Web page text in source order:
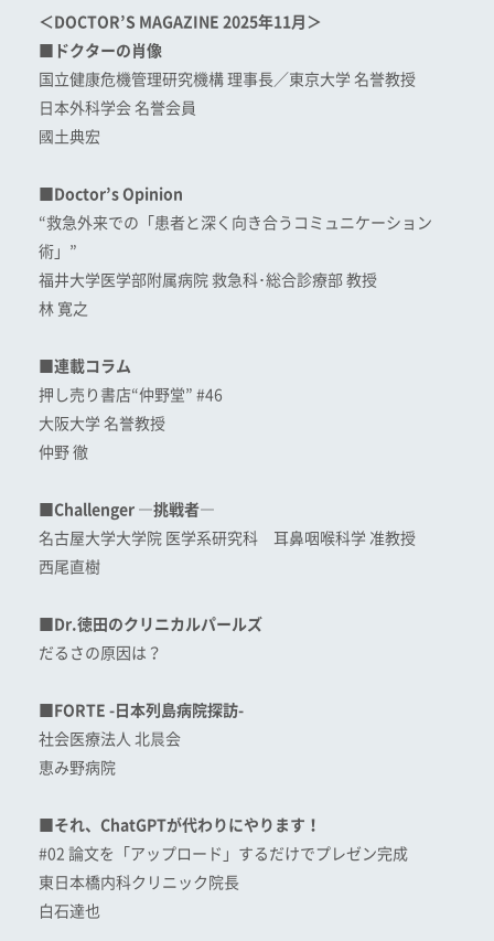
＜DOCTOR’S MAGAZINE 2025年11月＞
■ドクターの肖像
国立健康危機管理研究機構 理事長／東京大学 名誉教授
日本外科学会 名誉会員
國土典宏
■Doctor’s Opinion
“救急外来での「患者と深く向き合うコミュニケーション
術」”
福井大学医学部附属病院 救急科･総合診療部 教授
林 寛之
■連載コラム
押し売り書店“仲野堂” #46
大阪大学 名誉教授
仲野 徹
■Challenger ―挑戦者―
名古屋大学大学院 医学系研究科 耳鼻咽喉科学 准教授
西尾直樹
■Dr.徳田のクリニカルパールズ
だるさの原因は？
■FORTE -日本列島病院探訪-
社会医療法人 北晨会
恵み野病院
■それ、ChatGPTが代わりにやります！
#02 論文を「アップロード」するだけでプレゼン完成
東日本橋内科クリニック院長
白石達也